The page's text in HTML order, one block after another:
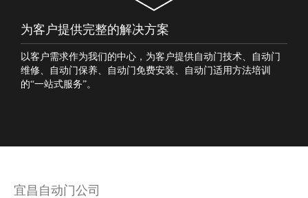
为客户提供完整的解决方案
以客户需求作为我们的中心，为客户提供自动门技术、自动门
维修、自动门保养、自动门免费安装、自动门适用方法培训
的“一站式服务”。
宜昌自动门公司